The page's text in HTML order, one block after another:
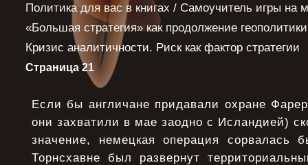
Политика для вас в книгах / Самоучитель игры на
«Большая стратегия» как продолжение
Кризис аналитичности. Риск как фактор стратегии
Страница 21
Если бы англичане придавали охране
они захватили в мае заодно с Исландией)
значение, немецкая операция
Торнсхавне был развернут